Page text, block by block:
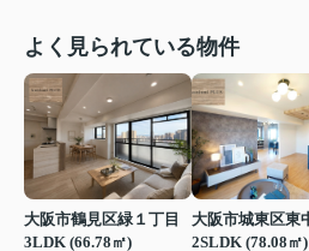
よく見られている物件
大阪市鶴見区緑１丁目
3LDK (66.78㎡)
2SLDK (78.08㎡)